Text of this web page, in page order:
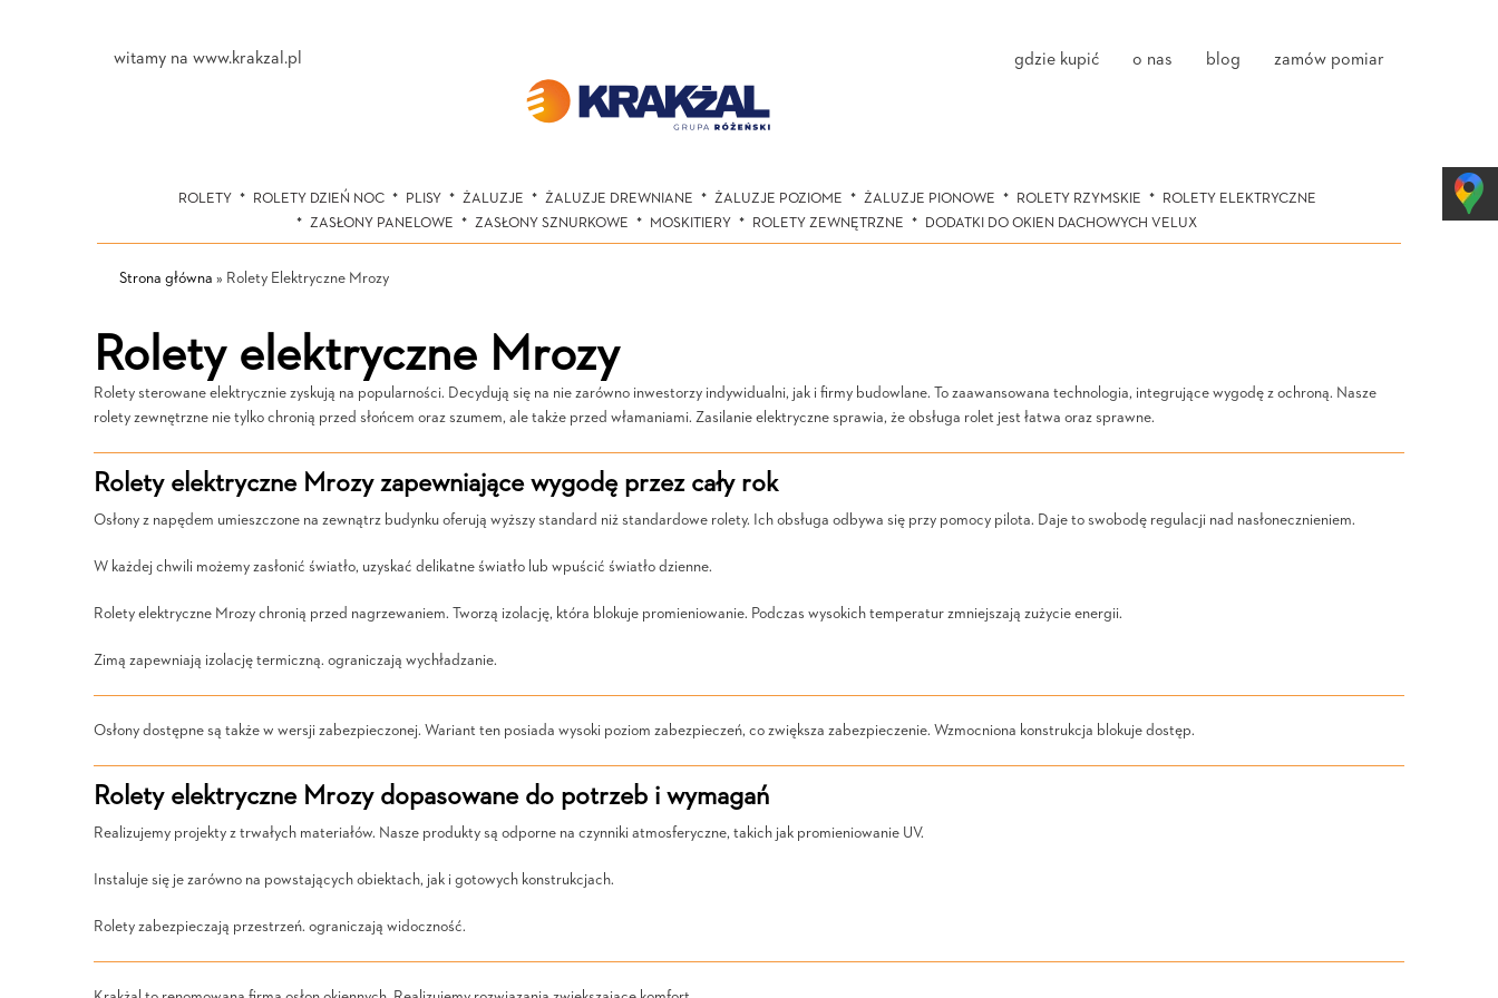
witamy na www.krakzal.pl gdzie kupić o nas blog zamów pomiar
ROLETY ROLETY DZIEŃ NOC PLISY ŻALUZJE ŻALUZJE DREWNIANE ŻALUZJE POZIOME ŻALUZJE PIONOWE ROLETY RZYMSKIE
ROLETY ELEKTRYCZNE
ZASŁONY PANELOWE
ZASŁONY SZNURKOWE MOSKITIERY ROLETY ZEWNĘTRZNE DODATKI DO OKIEN DACHOWYCH VELUX
Strona główna » Rolety Elektryczne Mrozy
Rolety elektryczne Mrozy
Rolety sterowane elektrycznie zyskują na popularności. Decydują się na nie zarówno inwestorzy indywidualni, jak i firmy budowlane. To zaawansowana technologia, integrujące wygodę z ochroną. Nasze
rolety zewnętrzne nie tylko chronią przed słońcem oraz szumem, ale także przed włamaniami. Zasilanie elektryczne sprawia, że obsługa rolet jest łatwa oraz sprawne.
Rolety elektryczne Mrozy zapewniające wygodę przez cały rok
Osłony z napędem umieszczone na zewnątrz budynku oferują wyższy standard niż standardowe rolety. Ich obsługa odbywa się przy pomocy pilota. Daje to swobodę regulacji nad nasłonecznieniem.
W każdej chwili możemy zasłonić światło, uzyskać delikatne światło lub wpuścić światło dzienne.
Rolety elektryczne Mrozy chronią przed nagrzewaniem. Tworzą izolację, która blokuje promieniowanie. Podczas wysokich temperatur zmniejszają zużycie energii.
Zimą zapewniają izolację termiczną. ograniczają wychładzanie.
Osłony dostępne są także w wersji zabezpieczonej. Wariant ten posiada wysoki poziom zabezpieczeń, co zwiększa zabezpieczenie. Wzmocniona konstrukcja blokuje dostęp.
Rolety elektryczne Mrozy dopasowane do potrzeb i wymagań
Realizujemy projekty z trwałych materiałów. Nasze produkty są odporne na czynniki atmosferyczne, takich jak promieniowanie UV.
Instaluje się je zarówno na powstających obiektach, jak i gotowych konstrukcjach.
Rolety zabezpieczają przestrzeń. ograniczają widoczność.